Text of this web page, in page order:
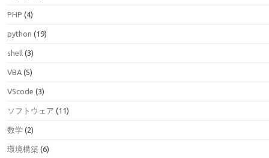
PHP (4)
python (19)
shell (3)
VBA (5)
VScode (3)
ソフトウェア (11)
数学 (2)
環境構築 (6)